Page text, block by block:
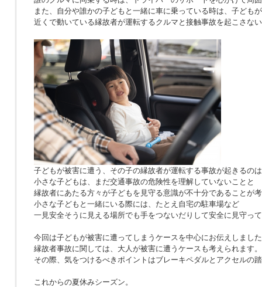
また、自分や誰かの子どもと一緒に車に乗っている時は、子ども
近くで動いている縁故者が運転するクルマと接触事故を起こさな
子どもが被害に遭う、その子の縁故者が運転する事故が起きるの
小さな子どもは、まだ交通事故の危険性を理解していないことと
縁故者にあたる方々が子どもを見守る意識が不十分であることが
小さな子どもと一緒にいる際には、たとえ自宅の駐車場など
一見安全そうに見える場所でも手をつないだりして安全に見守っ
今回は子どもが被害に遭ってしまうケースを中心にお伝えしまし
縁故者事故に関しては、大人が被害に遭うケースも考えられます。
その際、気をつけるべきポイントはブレーキペダルとアクセルの
これからの夏休みシーズン。